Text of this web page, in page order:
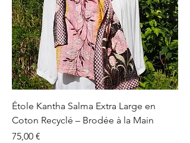
Étole Kantha Salma Extra Large en
Coton Recyclé – Brodée à la Main
Prix
75,00 €